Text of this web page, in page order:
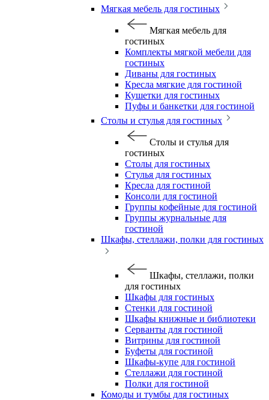
Мягкая мебель для гостиных
Мягкая мебель для
гостиных
Комплекты мягкой мебели для
гостиных
Диваны для гостиных
Кресла мягкие для гостиной
Кушетки для гостиных
Пуфы и банкетки для гостиной
Столы и стулья для гостиных
Столы и стулья для
гостиных
Столы для гостиных
Стулья для гостиных
Кресла для гостиной
Консоли для гостиной
Группы кофейные для гостиной
Группы журнальные для
гостиной
Шкафы, стеллажи, полки для гостиных
Шкафы, стеллажи, полки
для гостиных
Шкафы для гостиных
Стенки для гостиной
Шкафы книжные и библиотеки
Серванты для гостиной
Витрины для гостиной
Буфеты для гостиной
Шкафы-купе для гостиной
Стеллажи для гостиной
Полки для гостиной
Комоды и тумбы для гостиных